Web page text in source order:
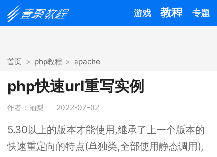
游戏 教程 专题
首页 php教程 apache
php快速url重写实例
作者：袖梨 2022-07-02
5.30以上的版本才能使用,继承了上一个版本的
快速重定向的特点(单独类,全部使用静态调用),